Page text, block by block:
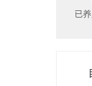
已